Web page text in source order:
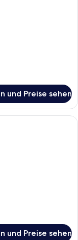
und Preise sehen
mit Balkon,
und Preise sehen